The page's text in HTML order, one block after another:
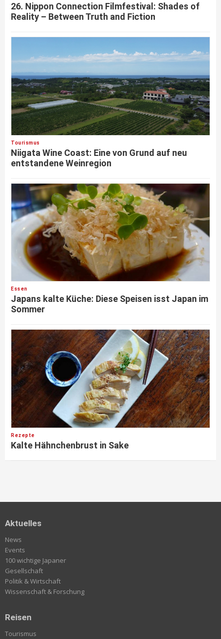
26. Nippon Connection Filmfestival: Shades of
Reality – Between Truth and Fiction
Tourismus
Niigata Wine Coast: Eine von Grund auf neu
entstandene Weinregion
Essen
Japans kalte Küche: Diese Speisen isst Japan im
Sommer
Rezepte
Kalte Hähnchenbrust in Sake
Aktuelles
News
Events
100 wichtige Japaner
Gesellschaft
Politik & Wirtschaft
Wissenschaft & Forschung
Reisen
Tourismus